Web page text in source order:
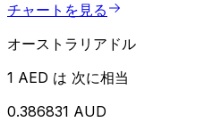
チャートを見る
オーストラリアドル
1 AED は 次に相当
0.386831 AUD